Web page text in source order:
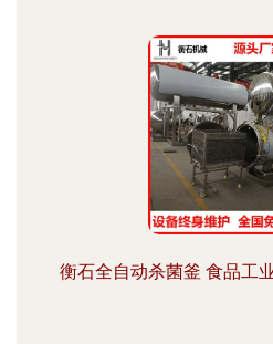
衡石全自动杀菌釜 食品工